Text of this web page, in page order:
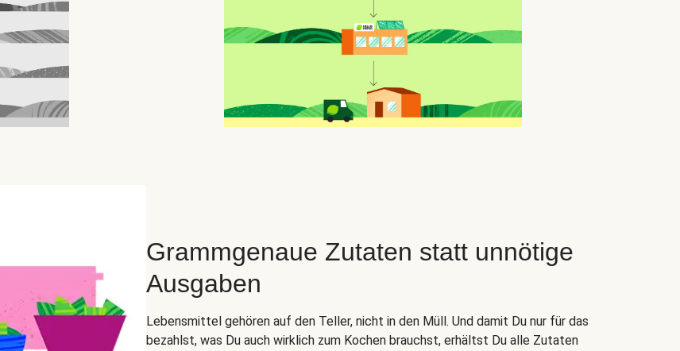
Grammgenaue Zutaten statt unnötige
Ausgaben
Lebensmittel gehören auf den Teller, nicht in den Müll. Und damit Du nur für das
bezahlst, was Du auch wirklich zum Kochen brauchst, erhältst Du alle Zutaten